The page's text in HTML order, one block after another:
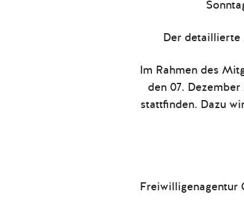
Der detaillierte
Im Rahmen des
den 07.
stattfinden. Dazu
Freiwilligenagentur